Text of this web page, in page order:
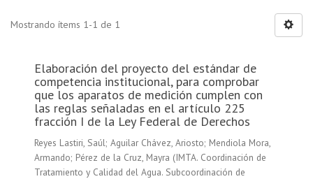
Mostrando ítems 1-1 de 1
Elaboración del proyecto del estándar de
competencia institucional, para comprobar
que los aparatos de medición cumplen con
las reglas señaladas en el artículo 225
fracción I de la Ley Federal de Derechos
Reyes Lastiri, Saúl; Aguilar Chávez, Ariosto; Mendiola Mora,
Armando; Pérez de la Cruz, Mayra (IMTA. Coordinación de
Tratamiento y Calidad del Agua. Subcoordinación de